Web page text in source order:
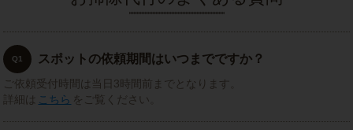
Q1 スポットの依頼期間はいつまでですか？
ご依頼受付時間は当日3時間前までとなります。
詳細は こちら をご覧ください。